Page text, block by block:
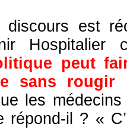
discours est
Hospitalier
peut
sans rougir:
les
répond-il ? «